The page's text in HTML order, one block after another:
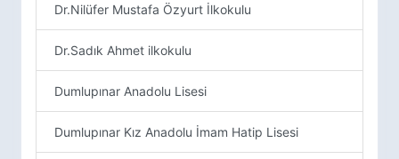
Dr.Nilüfer Mustafa Özyurt İlkokulu
Dr.Sadık Ahmet ilkokulu
Dumlupınar Anadolu Lisesi
Dumlupınar Kız Anadolu İmam Hatip Lisesi